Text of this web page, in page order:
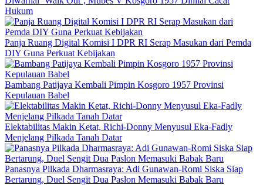
Hukum
Panja Ruang Digital Komisi I DPR RI Serap Masukan dari Pemda
DIY Guna Perkuat Kebijakan
Bambang Patijaya Kembali Pimpin Kosgoro 1957 Provinsi
Kepulauan Babel
Elektabilitas Makin Ketat, Richi-Donny Menyusul Eka-Fadly
Menjelang Pilkada Tanah Datar
Panasnya Pilkada Dharmasraya: Adi Gunawan-Romi Siska Siap
Bertarung, Duel Sengit Dua Paslon Memasuki Babak Baru